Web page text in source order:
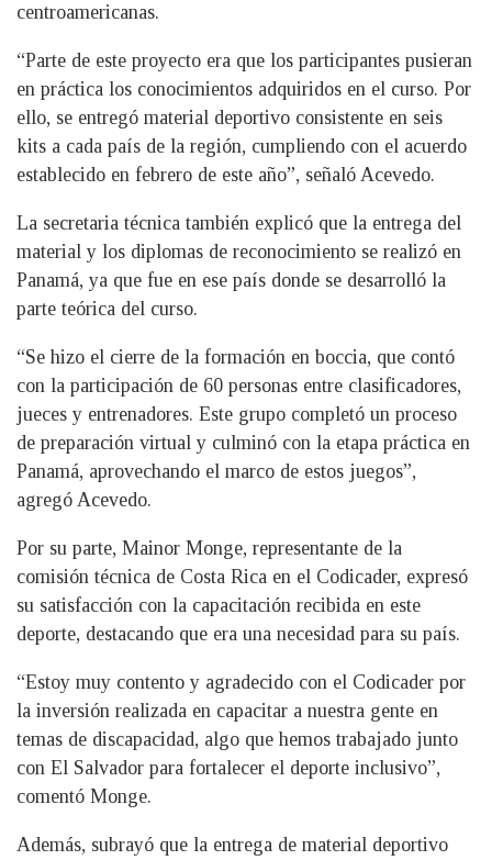
centroamericanas.
“Parte de este proyecto era que los participantes pusieran
en práctica los conocimientos adquiridos en el curso. Por
ello, se entregó material deportivo consistente en seis
kits a cada país de la región, cumpliendo con el acuerdo
establecido en febrero de este año”, señaló Acevedo.
La secretaria técnica también explicó que la entrega del
material y los diplomas de reconocimiento se realizó en
Panamá, ya que fue en ese país donde se desarrolló la
parte teórica del curso.
“Se hizo el cierre de la formación en boccia, que contó
con la participación de 60 personas entre clasificadores,
jueces y entrenadores. Este grupo completó un proceso
de preparación virtual y culminó con la etapa práctica en
Panamá, aprovechando el marco de estos juegos”,
agregó Acevedo.
Por su parte, Mainor Monge, representante de la
comisión técnica de Costa Rica en el Codicader, expresó
su satisfacción con la capacitación recibida en este
deporte, destacando que era una necesidad para su país.
“Estoy muy contento y agradecido con el Codicader por
la inversión realizada en capacitar a nuestra gente en
temas de discapacidad, algo que hemos trabajado junto
con El Salvador para fortalecer el deporte inclusivo”,
comentó Monge.
Además, subrayó que la entrega de material deportivo